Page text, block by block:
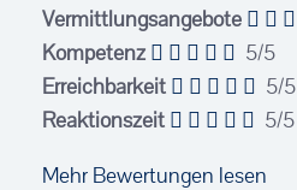
Vermittlungsangebote
Kompetenz
5/5
Erreichbarkeit
5/5
Reaktionszeit
5/5
Mehr Bewertungen lesen